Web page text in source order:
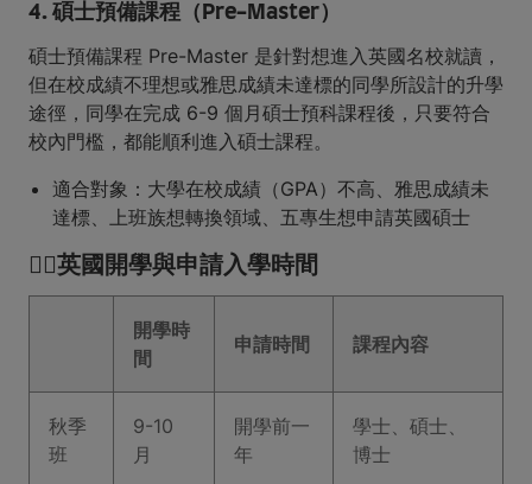
4. 碩士預備課程（Pre-Master）
碩士預備課程 Pre-Master 是針對想進入英國名校就讀，
但在校成績不理想或雅思成績未達標的同學所設計的升學
途徑，同學在完成 6-9 個月碩士預科課程後，只要符合
校內門檻，都能順利進入碩士課程。
適合對象：大學在校成績（GPA）不高、雅思成績未
達標、上班族想轉換領域、五專生想申請英國碩士
🙋‍♂️英國開學與申請入學時間
開學時
間
申請時間 課程內容
秋季
班
9-10
月
開學前一
年
學士、碩士、
博士